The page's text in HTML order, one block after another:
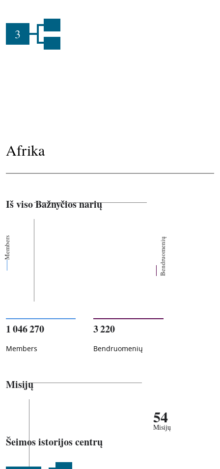
3
Afrika
Iš viso Bažnyčios narių
Members Bendruomenių
1 046 270
Members
3 220
Bendruomenių
Misijų
54
Misijų
Šeimos istorijos centrų